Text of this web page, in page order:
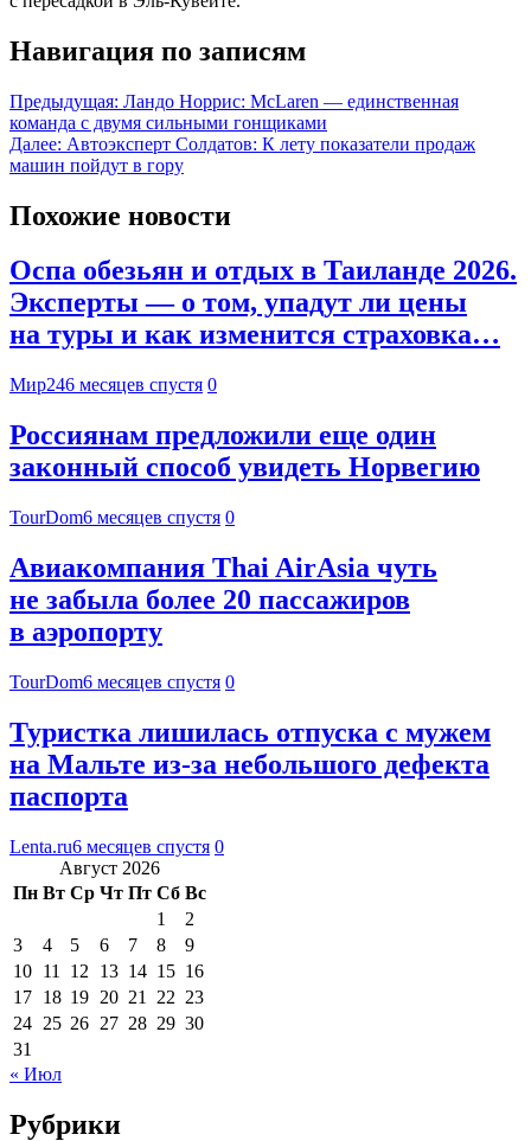
Навигация по записям
Предыдущая: Ландо Норрис: McLaren — единственная
команда с двумя сильными гонщиками
Далее: Автоэксперт Солдатов: К лету показатели продаж
машин пойдут в гору
Похожие новости
Оспа обезьян и отдых в Таиланде 2026.
Эксперты — о том, упадут ли цены
на туры и как изменится страховка…
Мир246 месяцев спустя 0
Россиянам предложили еще один
законный способ увидеть Норвегию
TourDom6 месяцев спустя 0
Авиакомпания Thai AirAsia чуть
не забыла более 20 пассажиров
в аэропорту
TourDom6 месяцев спустя 0
Туристка лишилась отпуска с мужем
на Мальте из-за небольшого дефекта
паспорта
Lenta.ru6 месяцев спустя 0
Август 2026
Пн Вт Ср Чт Пт Сб Вс
1
2
3
4 5 6 7 8
9
10 11 12 13 14 15 16
17 18 19 20 21 22 23
24 25 26 27 28 29 30
31
« Июл
Рубрики